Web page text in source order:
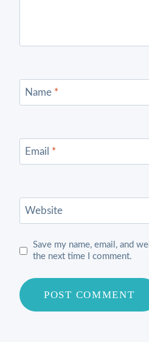
Name *
Email *
Website
Save my name, email, and
the next time I comment.